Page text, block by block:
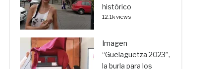
histórico
12.1k views
Imagen
“Guelaguetza 2023”,
la burla para los